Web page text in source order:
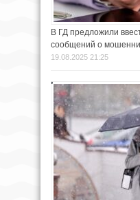
В ГД предложили
сообщений о
19.08.2025 21:25